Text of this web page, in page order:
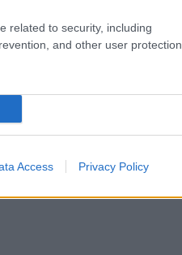
related to security, including
and other user protection.
Access Privacy Policy